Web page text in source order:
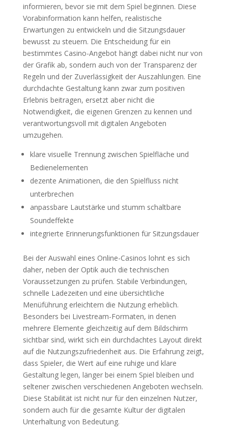
informieren, bevor sie mit dem Spiel beginnen. Diese
Vorabinformation kann helfen, realistische
Erwartungen zu entwickeln und die Sitzungsdauer
bewusst zu steuern. Die Entscheidung für ein
bestimmtes Casino-Angebot hängt dabei nicht nur von
der Grafik ab, sondern auch von der Transparenz der
Regeln und der Zuverlässigkeit der Auszahlungen. Eine
durchdachte Gestaltung kann zwar zum positiven
Erlebnis beitragen, ersetzt aber nicht die
Notwendigkeit, die eigenen Grenzen zu kennen und
verantwortungsvoll mit digitalen Angeboten
umzugehen.
klare visuelle Trennung zwischen Spielfläche und
Bedienelementen
dezente Animationen, die den Spielfluss nicht
unterbrechen
anpassbare Lautstärke und stumm schaltbare
Soundeffekte
integrierte Erinnerungsfunktionen für Sitzungsdauer
Bei der Auswahl eines Online-Casinos lohnt es sich
daher, neben der Optik auch die technischen
Voraussetzungen zu prüfen. Stabile Verbindungen,
schnelle Ladezeiten und eine übersichtliche
Menüführung erleichtern die Nutzung erheblich.
Besonders bei Livestream-Formaten, in denen
mehrere Elemente gleichzeitig auf dem Bildschirm
sichtbar sind, wirkt sich ein durchdachtes Layout direkt
auf die Nutzungszufriedenheit aus. Die Erfahrung zeigt,
dass Spieler, die Wert auf eine ruhige und klare
Gestaltung legen, länger bei einem Spiel bleiben und
seltener zwischen verschiedenen Angeboten wechseln.
Diese Stabilität ist nicht nur für den einzelnen Nutzer,
sondern auch für die gesamte Kultur der digitalen
Unterhaltung von Bedeutung.